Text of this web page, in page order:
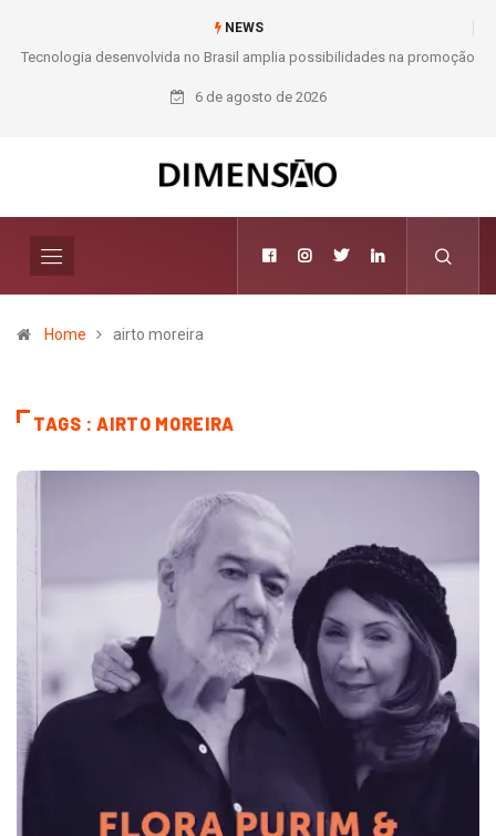
NEWS
na promoção Moda e Arte
6 de agosto de 2026
Home airto moreira
TAGS : AIRTO MOREIRA